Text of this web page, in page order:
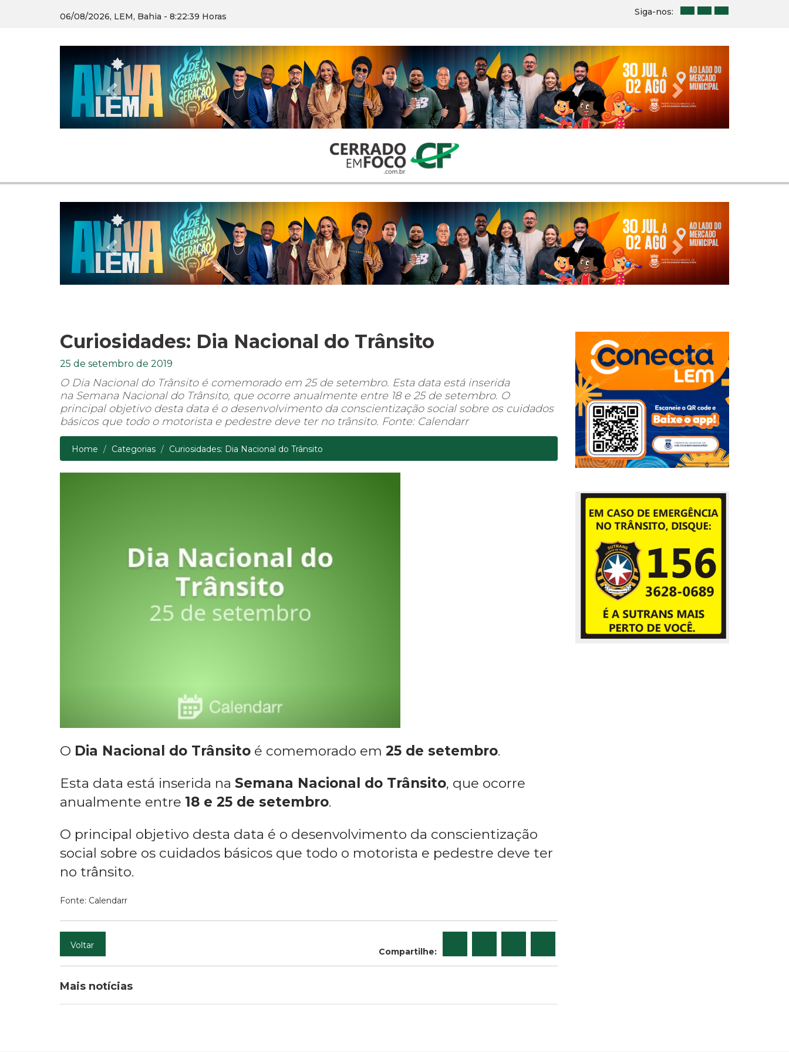
06/08/2026, LEM, Bahia - 8:22:40 Horas Siga-nos:
Curiosidades: Dia Nacional do Trânsito
25 de setembro de 2019
O Dia Nacional do Trânsito é comemorado em 25 de setembro. Esta data está inserida
na Semana Nacional do Trânsito, que ocorre anualmente entre 18 e 25 de setembro. O
principal objetivo desta data é o desenvolvimento da conscientização social sobre os cuidados
básicos que todo o motorista e pedestre deve ter no trânsito. Fonte: Calendarr
Home Categorias Curiosidades: Dia Nacional do Trânsito
O Dia Nacional do Trânsito é comemorado em 25 de setembro.
Esta data está inserida na Semana Nacional do Trânsito, que ocorre
anualmente entre 18 e 25 de setembro.
O principal objetivo desta data é o desenvolvimento da conscientização
social sobre os cuidados básicos que todo o motorista e pedestre deve ter
no trânsito.
Fonte: Calendarr
Voltar
Compartilhe:
Mais notícias